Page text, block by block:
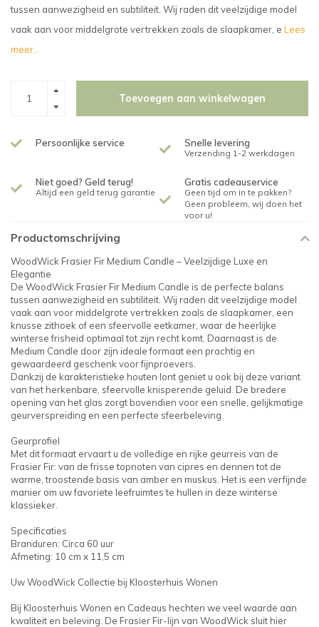
tussen aanwezigheid en subtiliteit. Wij raden dit veelzijdige model
vaak aan voor middelgrote vertrekken zoals de slaapkamer, e Lees
meer..
Toevoegen aan winkelwagen
Persoonlijke service Snelle levering
Verzending 1-2 werkdagen
Niet goed? Geld terug!
Altijd een geld terug garantie
Gratis cadeauservice
Geen tijd om in te pakken?
Geen probleem, wij doen het
voor u!
Productomschrijving
WoodWick Frasier Fir Medium Candle – Veelzijdige Luxe en
Elegantie
De WoodWick Frasier Fir Medium Candle is de perfecte balans
tussen aanwezigheid en subtiliteit. Wij raden dit veelzijdige model
vaak aan voor middelgrote vertrekken zoals de slaapkamer, een
knusse zithoek of een sfeervolle eetkamer, waar de heerlijke
winterse frisheid optimaal tot zijn recht komt. Daarnaast is de
Medium Candle door zijn ideale formaat een prachtig en
gewaardeerd geschenk voor fijnproevers.
Dankzij de karakteristieke houten lont geniet u ook bij deze variant
van het herkenbare, sfeervolle knisperende geluid. De bredere
opening van het glas zorgt bovendien voor een snelle, gelijkmatige
geurverspreiding en een perfecte sfeerbeleving.
Geurprofiel
Met dit formaat ervaart u de volledige en rijke geurreis van de
Frasier Fir: van de frisse topnoten van cipres en dennen tot de
warme, troostende basis van amber en muskus. Het is een verfijnde
manier om uw favoriete leefruimtes te hullen in deze winterse
klassieker.
Specificaties
Branduren: Circa 60 uur
Afmeting: 10 cm x 11,5 cm
Uw WoodWick Collectie bij Kloosterhuis Wonen
Bij Kloosterhuis Wonen en Cadeaus hechten we veel waarde aan
kwaliteit en beleving. De Frasier Fir-lijn van WoodWick sluit hier